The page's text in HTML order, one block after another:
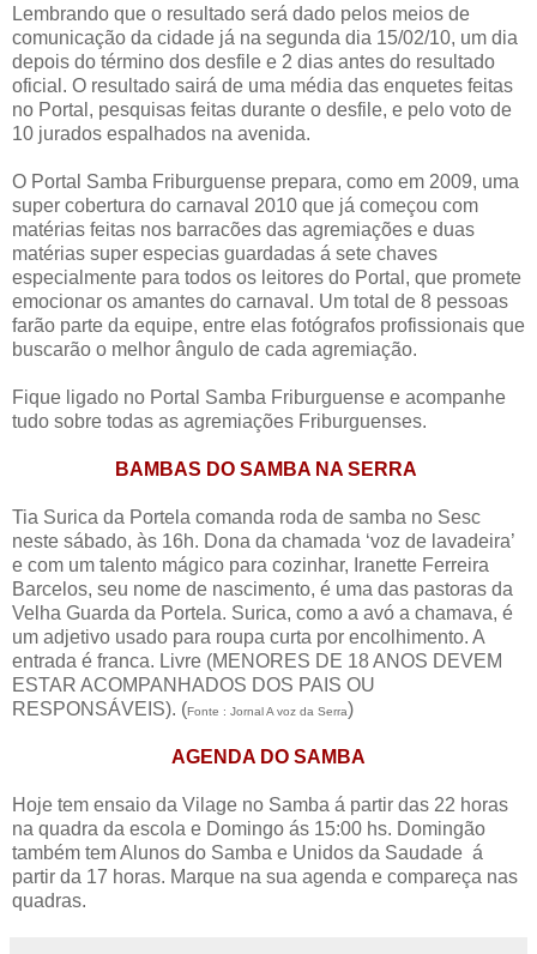
Lembrando que o resultado será dado pelos meios de
comunicação da cidade já na segunda dia 15/02/10, um dia
depois do término dos desfile e 2 dias antes do resultado
oficial. O resultado sairá de uma média das enquetes feitas
no Portal, pesquisas feitas durante o desfile, e pelo voto de
10 jurados espalhados na avenida.
O Portal Samba Friburguense prepara, como em 2009, uma
super cobertura do carnaval 2010 que já começou com
matérias feitas nos barracões das agremiações e duas
matérias super especias guardadas á sete chaves
especialmente para todos os leitores do Portal, que promete
emocionar os amantes do carnaval. Um total de 8 pessoas
farão parte da equipe, entre elas fotógrafos profissionais que
buscarão o melhor ângulo de cada agremiação.
Fique ligado no Portal Samba Friburguense e acompanhe
tudo sobre todas as agremiações Friburguenses.
BAMBAS DO SAMBA NA SERRA
Tia Surica da Portela comanda roda de samba no Sesc
neste sábado, às 16h. Dona da chamada ‘voz de lavadeira’
e com um talento mágico para cozinhar, Iranette Ferreira
Barcelos, seu nome de nascimento, é uma das pastoras da
Velha Guarda da Portela. Surica, como a avó a chamava, é
um adjetivo usado para roupa curta por encolhimento. A
entrada é franca. Livre (MENORES DE 18 ANOS DEVEM
ESTAR ACOMPANHADOS DOS PAIS OU
RESPONSÁVEIS). (Fonte : Jornal A voz da Serra)
AGENDA DO SAMBA
Hoje tem ensaio da Vilage no Samba á partir das 22 horas
na quadra da escola e Domingo ás 15:00 hs. Domingão
também tem Alunos do Samba e Unidos da Saudade á
partir da 17 horas. Marque na sua agenda e compareça nas
quadras.